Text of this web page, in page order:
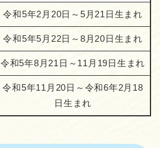
令和5年2月20日～5月21日生まれ
令和5年5月22日～8月20日生まれ
令和5年8月21日～11月19日生まれ
令和5年11月20日～令和6年2月18
日生まれ